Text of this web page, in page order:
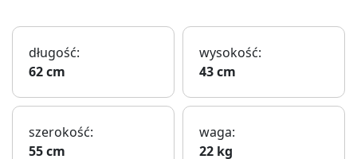
długość:
62 cm
wysokość:
43 cm
szerokość:
55 cm
waga:
22 kg